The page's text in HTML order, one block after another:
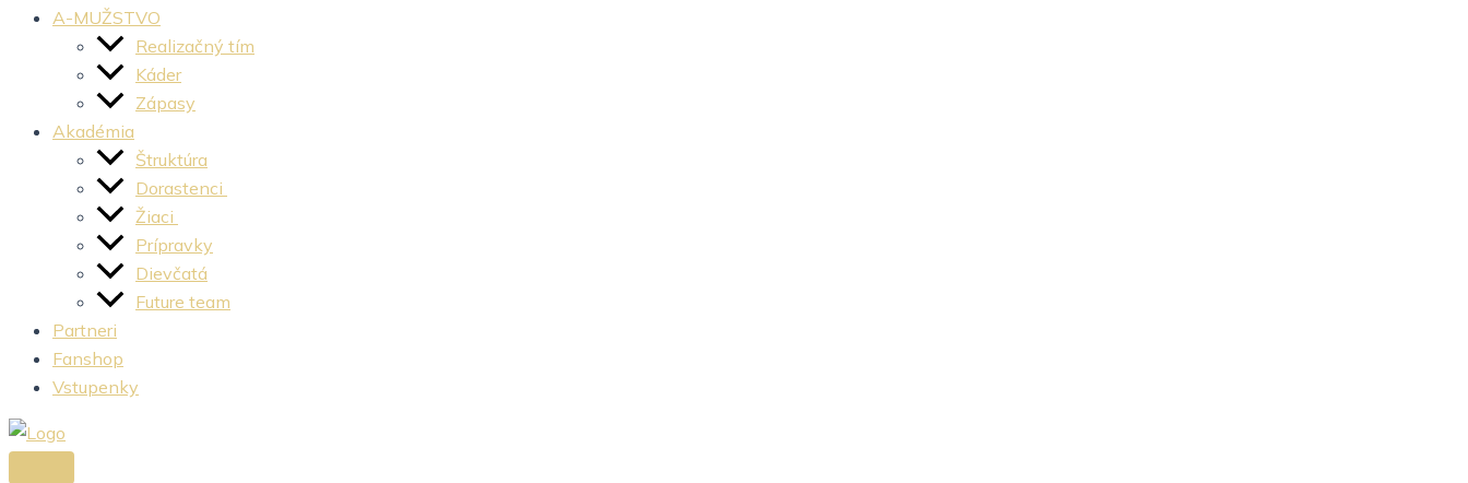
A-MUŽSTVO
Realizačný tím
Káder
Zápasy
Akadémia
Štruktúra
Dorastenci
Žiaci
Prípravky
Dievčatá
Future team
Partneri
Fanshop
Vstupenky